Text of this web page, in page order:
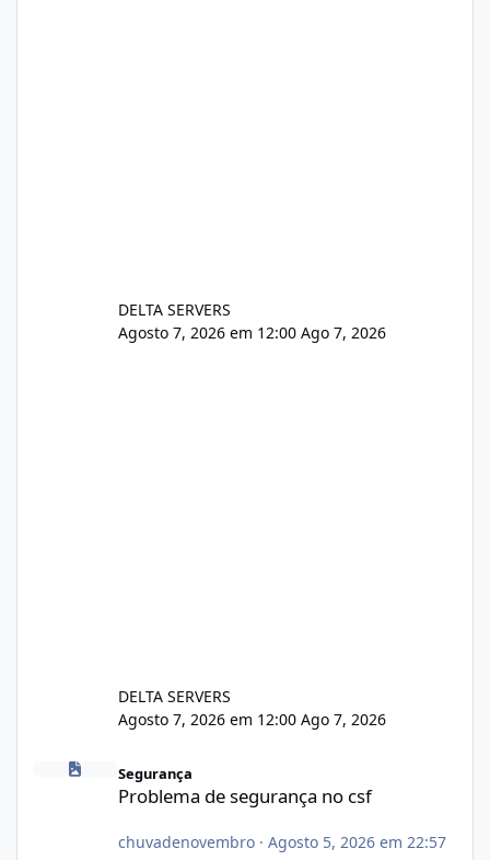
DELTA SERVERS
Agosto 7, 2026 em 12:00 Ago 7, 2026
DELTA SERVERS
Agosto 7, 2026 em 12:00 Ago 7, 2026
Problema de segurança no csf
Segurança
Problema de segurança no csf
chuvadenovembro· Agosto 5, 2026 em 22:57